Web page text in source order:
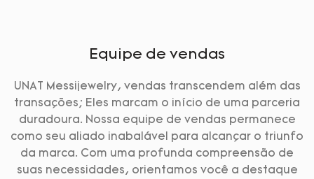
Equipe de vendas
UNAT Messijewelry, vendas transcendem além das
transações; Eles marcam o início de uma parceria
duradoura. Nossa equipe de vendas permanece
como seu aliado inabalável para alcançar o triunfo
da marca. Com uma profunda compreensão de
suas necessidades, orientamos você a destaque